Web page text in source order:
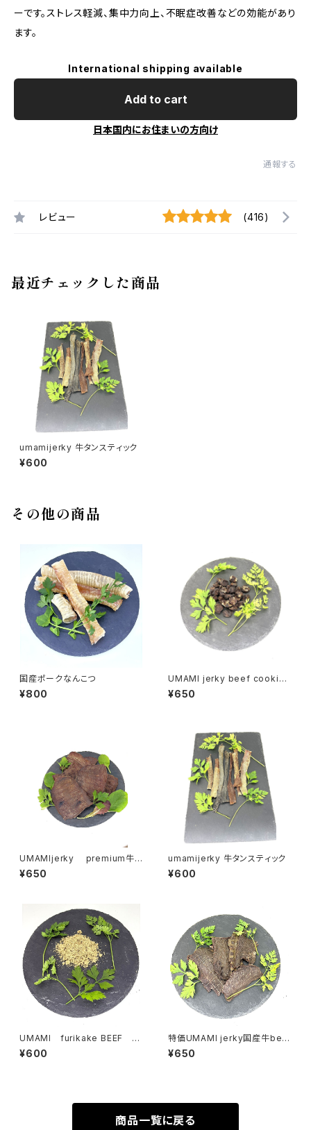
ーです。ストレス軽減、集中力向上、不眠症改善などの効能があり
ます。
International shipping available
Add to cart
日本国内にお住まいの方向け
通報する
レビュー (416)
最近チェックした商品
umamijerky 牛タンスティック
¥600
その他の商品
国産ポークなんこつ
¥800
UMAMI jerky beef cookie
数量限定商品
¥650
UMAMIjerky premium牛タ
ンチップス
¥650
umamijerky 牛タンスティック
¥600
UMAMI furikake BEEF ふ
りかけ
¥600
特価UMAMI jerky国産牛bee
f heart
¥650
商品一覧に戻る